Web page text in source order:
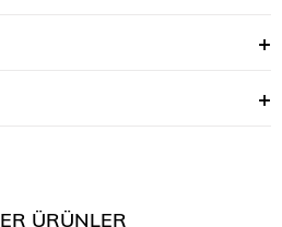
ÜRÜNLER